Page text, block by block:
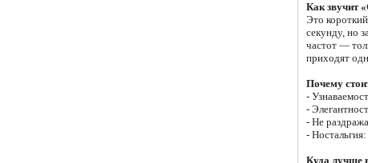
Как звучит
Это
секунду, но
частот —
приходят
Почему
-
-
- Не
-
Куда лучше